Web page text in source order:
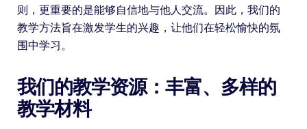
则，更重要的是能够自信地与他人交流。因此，我们的
教学方法旨在激发学生的兴趣，让他们在轻松愉快的氛
围中学习。
我们的教学资源：丰富、多样的
教学材料